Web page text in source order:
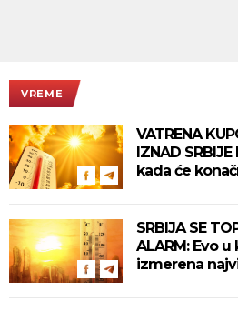
VREME
VATRENA
IZNAD
kada će
SRBIJA SE
ALARM: Evo
izmerena